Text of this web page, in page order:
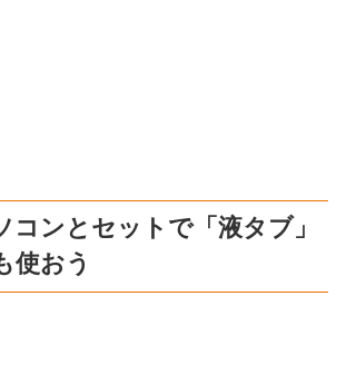
コンとセットで「液タブ」
使おう